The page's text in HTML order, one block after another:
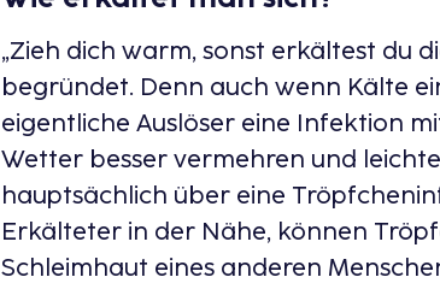
„Zieh dich warm, sonst erkältest du
begründet. Denn auch wenn Kälte
eigentliche Auslöser eine Infektion
Wetter besser vermehren und
hauptsächlich über eine
Erkälteter in der Nähe, können
Schleimhaut eines anderen